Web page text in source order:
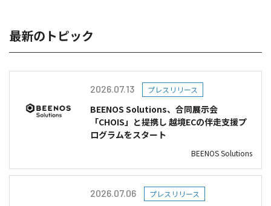
最新のトピック
2026.07.13 プレスリリース
BEENOS Solutions、合同展示会
「CHOIS」と提携し 越境ECの伴走支援プ
ログラムをスタート
BEENOS Solutions
2026.07.06 プレスリリース